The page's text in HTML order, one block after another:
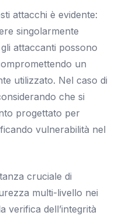
attacchi è evidente:
singolarmente
attaccanti possono
un
utilizzato. Nel caso di
che si
progettato per
vulnerabilità nel
cruciale di
multi-livello nei
verifica dell’integrità